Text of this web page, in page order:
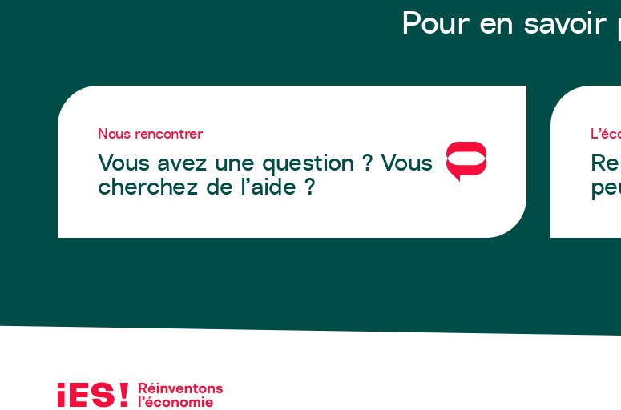
Pour en savoir
Nous rencontrer
Vous avez une question ? Vous
cherchez de l’aide ?